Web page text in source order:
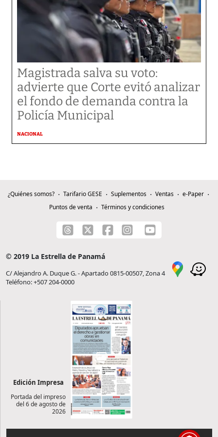
Magistrada salva su voto:
advierte que Corte evitó analizar
el fondo de demanda contra la
Policía Municipal
NACIONAL
¿Quiénes somos? Tarifario GESE Suplementos Ventas
e-Paper
Puntos de venta
Términos y condiciones
© 2019 La Estrella de Panamá
C/ Alejandro A. Duque G. - Apartado 0815-00507, Zona 4
Teléfono: +507 204-0000
Edición Impresa
Portada del impreso
del 6 de agosto de
2026